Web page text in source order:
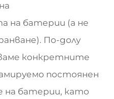
на батерии (а не
По-долу
конкретните
постоянен
батерии, като